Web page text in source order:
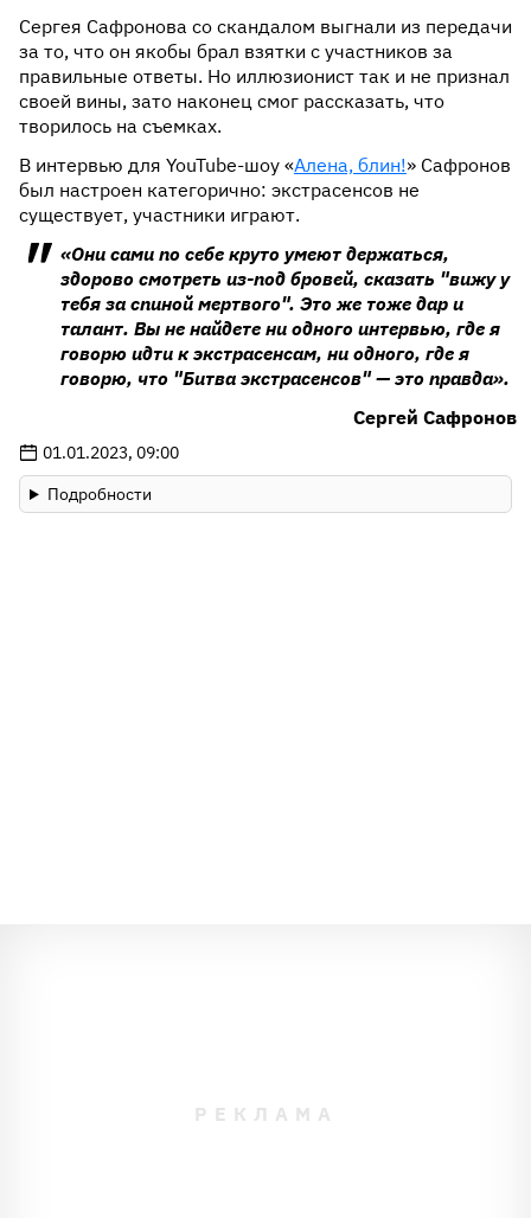
Сергея Сафронова со скандалом выгнали из передачи
за то, что он якобы брал взятки с участников за
правильные ответы. Но иллюзионист так и не признал
своей вины, зато наконец смог рассказать, что
творилось на съемках.
В интервью для YouTube-шоу «Алена, блин!» Сафронов
был настроен категорично: экстрасенсов не
существует, участники играют.
«Они сами по себе круто умеют держаться,
здорово смотреть из-под бровей, сказать "вижу у
тебя за спиной мертвого". Это же тоже дар и
талант. Вы не найдете ни одного интервью, где я
говорю идти к экстрасенсам, ни одного, где я
говорю, что "Битва экстрасенсов" — это правда».
Сергей Сафронов
01.01.2023, 09:00
Подробности